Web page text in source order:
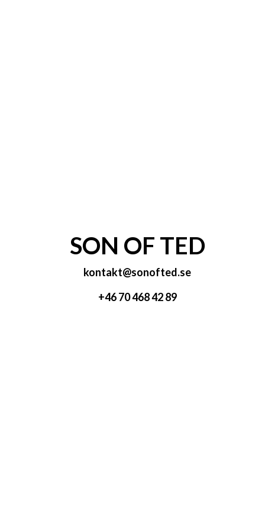
SON OF TED
kontakt@sonofted.se
+46 70 468 42 89